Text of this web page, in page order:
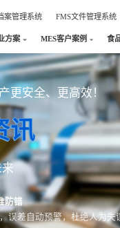
案管理系统 FMS文件管理系统
方案 MES客户案例 食
更安全、更高效！
讯
防错
误差自动预警，杜绝人为失